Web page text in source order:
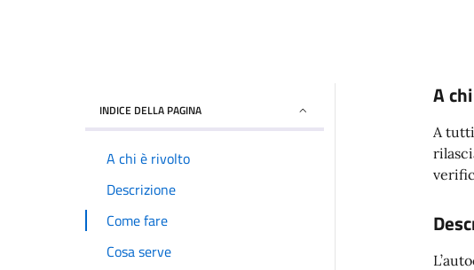
INDICE DELLA PAGINA
A chi è rivolto
Descrizione
Come fare
Cosa serve
A
A